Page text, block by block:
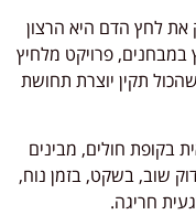
את לחץ הדם היא הרצון
במבחנים, פרויקט מלחיץ
תקין יוצרת תחושת
בקופת חולים, מבינים
שוב, בשקט, בזמן נוח,
חריגה.